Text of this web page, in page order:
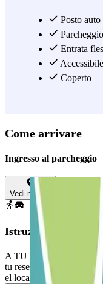
Posto
Entrata
Coperto
Come arrivare
Ingresso al parcheggio
Vedi mappa
Istruzioni
A TU LLEGADA: Llama
tu reserva Parclick. A
el localizador de tu